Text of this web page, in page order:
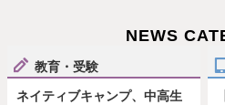
NEWS
教育・受験
ネイティブキャンプ、中高生